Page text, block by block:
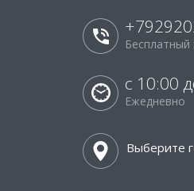
Бесплатный
с 10:00
Ежедневно
Выберите